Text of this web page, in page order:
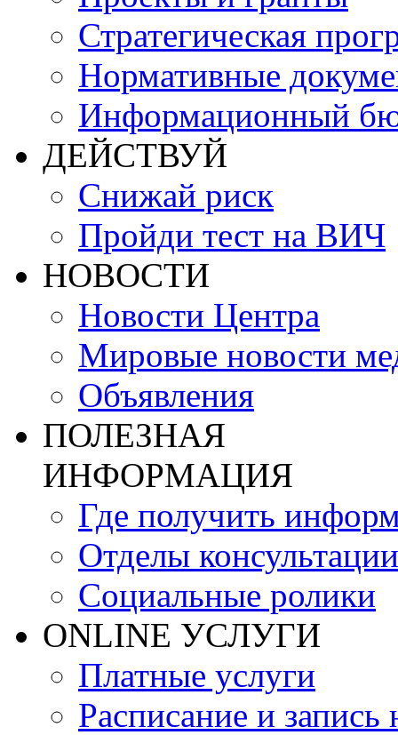
Стратегическая
Нормативные
Информационный
ДЕЙСТВУЙ
Снижай риск
Пройди тест на ВИЧ
НОВОСТИ
Новости Центра
Мировые новости
Объявления
ПОЛЕЗНАЯ
ИНФОРМАЦИЯ
Где получить
Отделы консультации
Социальные ролики
ONLINE УСЛУГИ
Платные услуги
Расписание и запись